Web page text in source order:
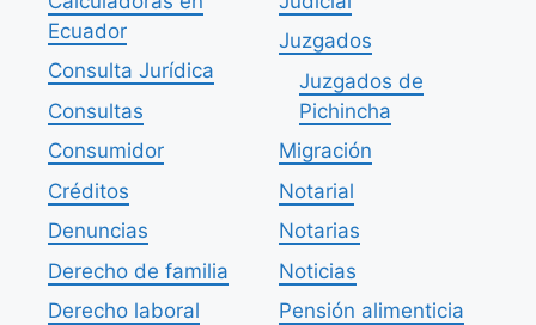
Ecuador
Consulta Jurídica
Consultas
Consumidor
Créditos
Denuncias
Derecho de familia
Derecho laboral
Juzgados
Juzgados de
Pichincha
Migración
Notarial
Notarias
Noticias
Pensión alimenticia